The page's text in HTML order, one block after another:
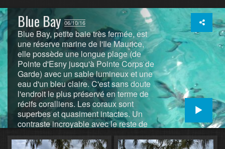
Blue Bay06/10/16
Blue Bay, petite baie très fermée, est
une réserve marine de l'Ile Maurice,
elle possède une longue plage (de
Pointe d'Esny jusqu'à Pointe Corps de
Garde) avec un sable lumineux et une
eau d'un bleu claire. C'est sans doute
l'endroit le plus préservé en terme de
récifs coralliens. Les coraux sont
superbes et quasiment intactes. Un
contraste incroyable avec le reste de
l'Ile. Idéale pour faire de la voile, et le
surf . Superbe spot de plongée, on